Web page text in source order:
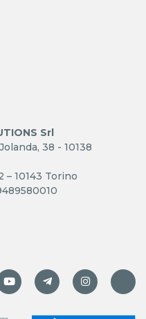
Srl
38 - 10138
– 10143 Torino